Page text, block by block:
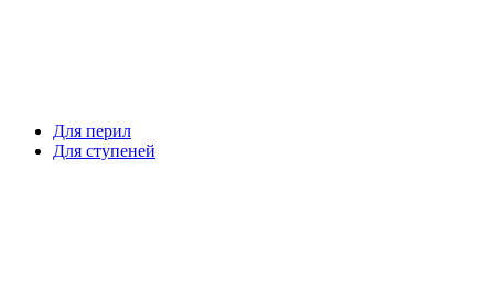
Для перил
Для ступеней